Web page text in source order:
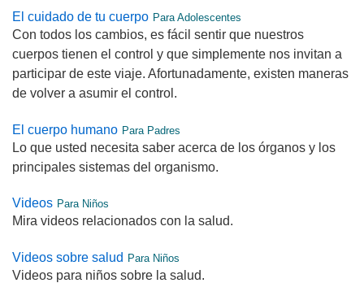
El cuidado de tu cuerpo Para Adolescentes
Con todos los cambios, es fácil sentir que nuestros
cuerpos tienen el control y que simplemente nos invitan a
participar de este viaje. Afortunadamente, existen maneras
de volver a asumir el control.
El cuerpo humano Para Padres
Lo que usted necesita saber acerca de los órganos y los
principales sistemas del organismo.
Videos Para Niños
Mira videos relacionados con la salud.
Videos sobre salud Para Niños
Videos para niños sobre la salud.